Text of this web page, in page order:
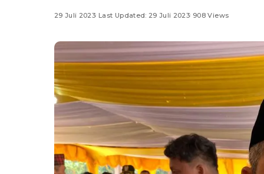
29 Juli 2023 Last Updated: 29 Juli 2023 908 Views